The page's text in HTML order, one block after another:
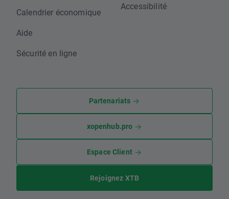
Calendrier économique
Aide
Sécurité en ligne
Accessibilité
Partenariats
xopenhub.pro
Espace Client
Rejoignez XTB